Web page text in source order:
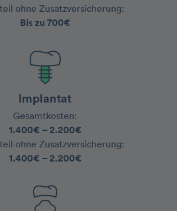
ohne Zusatzversicherung:
Bis zu 700€
Implantat
Gesamtkosten:
1.400€ – 2.200€
ohne Zusatzversicherung:
1.400€ – 2.200€